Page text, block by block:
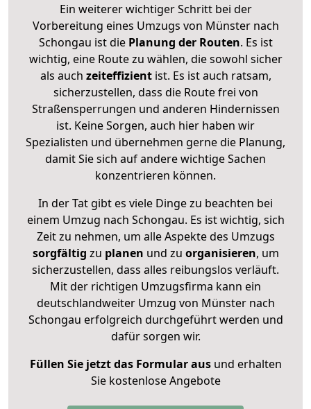
Ein weiterer wichtiger Schritt bei der
Vorbereitung eines Umzugs von Münster nach
Schongau ist diePlanung der Routen. Es ist
wichtig, eine Route zu wählen, die sowohl sicher
als auch zeiteffizientist. Es ist auch ratsam,
sicherzustellen, dass die Route frei von
Straßensperrungen und anderen Hindernissen
ist. Keine Sorgen, auch hier haben wir
Spezialisten und übernehmen gerne die Planung,
damit Sie sich auf andere wichtige Sachen
konzentrieren können.
In der Tat gibt es viele Dinge zu beachten bei
einem Umzug nach Schongau. Es ist wichtig, sich
Zeit zu nehmen, um alle Aspekte des Umzugs
sorgfältig zu planen und zu organisieren, um
sicherzustellen, dass alles reibungslos verläuft.
Mit der richtigen Umzugsfirma kann ein
deutschlandweiter Umzug von Münster nach
Schongau erfolgreich durchgeführt werden und
dafür sorgen wir.
Füllen Sie jetzt das Formular ausund erhalten
Sie kostenlose Angebote